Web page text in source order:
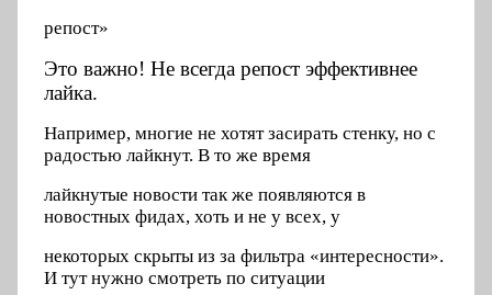
репост»
Это важно! Не всегда репост эффективнее
лайка.
Например, многие не хотят засирать стенку, но с
радостью лайкнут. В то же время
лайкнутые новости так же появляются в
новостных фидах, хоть и не у всех, у
некоторых скрыты из за фильтра «интересности».
И тут нужно смотреть по ситуации